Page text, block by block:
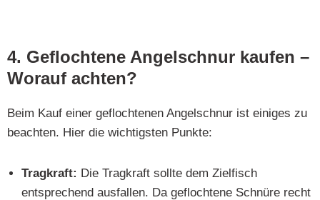
4. Geflochtene Angelschnur kaufen –
Worauf achten?
Beim Kauf einer geflochtenen Angelschnur ist einiges zu
beachten. Hier die wichtigsten Punkte:
Tragkraft: Die Tragkraft sollte dem Zielfisch
entsprechend ausfallen. Da geflochtene Schnüre recht